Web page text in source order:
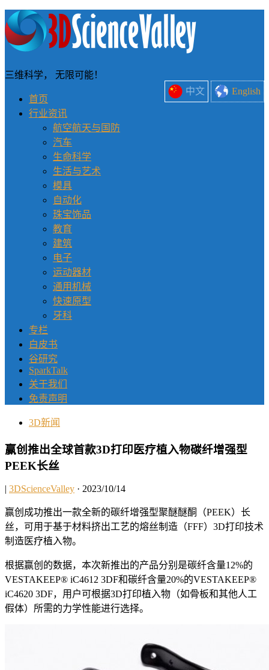
中文 English
三维科学， 无限可能！
首页
行业资讯
航空航天与国防
汽车
生命科学
生活与艺术
模具
自动化
珠宝饰品
教育
建筑
电子
运动器材
通用机械
快速原型
牙科
专栏
白皮书
谷研究
SparkTalk
关于我们
免责声明
3D新闻
赢创推出全球首款3D打印医疗植入物碳纤增强型
PEEK长丝
| 3DScienceValley · 2023/10/14
赢创成功推出一款全新的碳纤增强型聚醚醚酮（PEEK）长
丝，可用于基于材料挤出工艺的熔丝制造（FFF）3D打印技术
制造医疗植入物。
根据赢创的数据，本次新推出的产品分别是碳纤含量12%的
VESTAKEEP® iC4612 3DF和碳纤含量20%的VESTAKEEP®
iC4620 3DF，用户可根据3D打印植入物（如骨板和其他人工
假体）所需的力学性能进行选择。